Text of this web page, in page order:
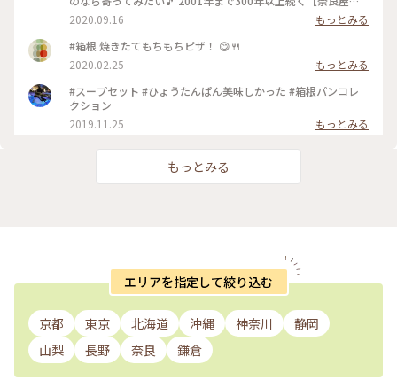
館】だったそうです。 明治時代には、外人さんの宿が【富士屋
ホテル】日本人の宿は【奈良屋旅館】って言われていたとか。
旅館の従業員寮だった建物を改装して2007年にオープン‼️
【１枚目の写真】 瓢箪型の最中。自分で餡をつめて食べるん
です。だからパリパリ(^^)d 何で瓢箪があちこちにあるんだ⁉️
宮ノ下は豊臣秀吉が小田原 北条氏攻めの時に入った温泉♨️が
あるんです。 秀吉の馬印が瓢箪だったので、お店のロゴマーク
にしたそうです。 なーるほど😃💡 【２枚目の写真】 ちょっと
お見苦しいのですが、私の足ね😉 足湯の席が空いていたんで
ぬるま湯に長風呂している私にとって熱いのは苦手😅 たぶ
2020.09.16
もっとみる
#箱根 焼きたてもちもちピザ！ 😋🍴
2020.02.25
もっとみる
#スープセット #ひょうたんぱん美味しかった #箱根パンコレ
クション
2019.11.25
もっとみる
もっとみる
エリアを指定して絞り込む
京都 東京 北海道 沖縄 神奈川
静岡
山梨
長野 奈良 鎌倉